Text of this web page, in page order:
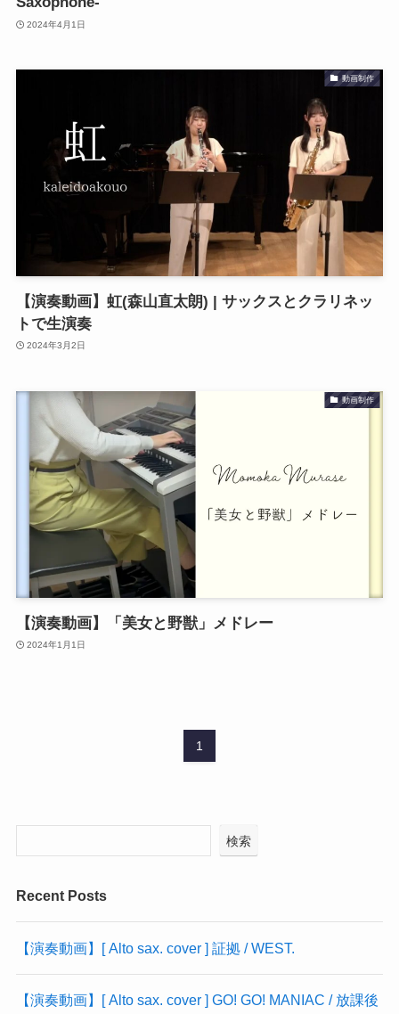
2024年4月1日
動画制作
【演奏動画】虹(森山直太朗) | サックスとクラリネッ
トで生演奏
2024年3月2日
動画制作
【演奏動画】「美女と野獣」メドレー
2024年1月1日
1
検索
Recent Posts
【演奏動画】[ Alto sax. cover ] 証拠 / WEST.
【演奏動画】[ Alto sax. cover ] GO! GO! MANIAC / 放課後